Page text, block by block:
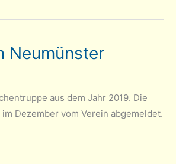
Neumünster
aus dem Jahr 2019. Die
Dezember vom Verein abgemeldet.